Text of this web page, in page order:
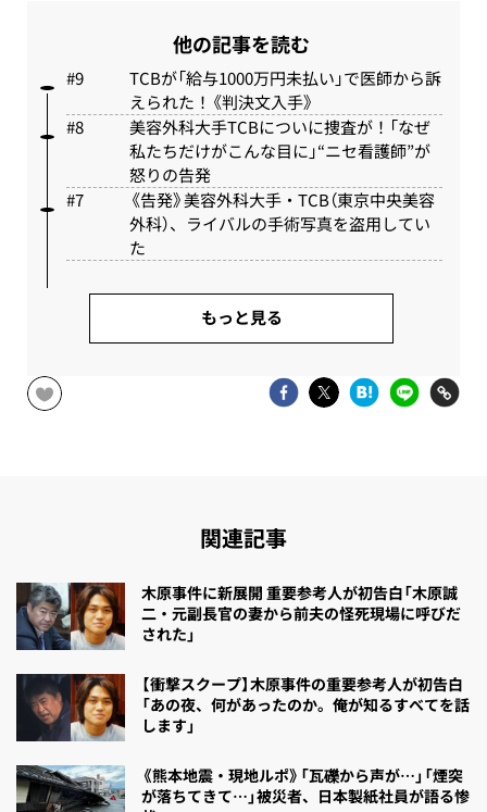
他の記事を読む
TCBが「給与1000万円未払い」で医師から訴
えられた！《判決文入手》
美容外科大手TCBについに捜査が！「なぜ
私たちだけがこんな目に」“ニセ看護師”が
怒りの告発
《告発》美容外科大手・TCB（東京中央美容
外科）、ライバルの手術写真を盗用してい
た
もっと見る
関連記事
木原事件に新展開 重要参考人が初告白「木原誠
二・元副長官の妻から前夫の怪死現場に呼びだ
された」
【衝撃スクープ】木原事件の重要参考人が初告白
「あの夜、何があったのか。俺が知るすべてを話
します」
《熊本地震・現地ルポ》「瓦礫から声が…」「煙突
が落ちてきて…」被災者、日本製紙社員が語る惨